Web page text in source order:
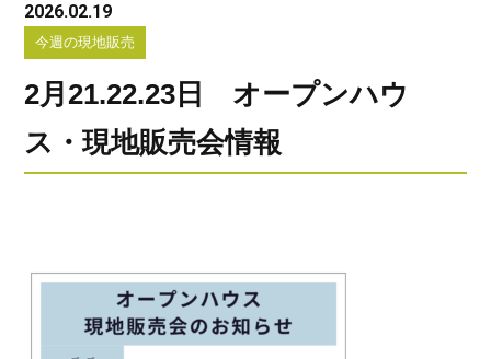
2026.02.19
今週の現地販売
2月21.22.23日 オープンハウ
ス・現地販売会情報